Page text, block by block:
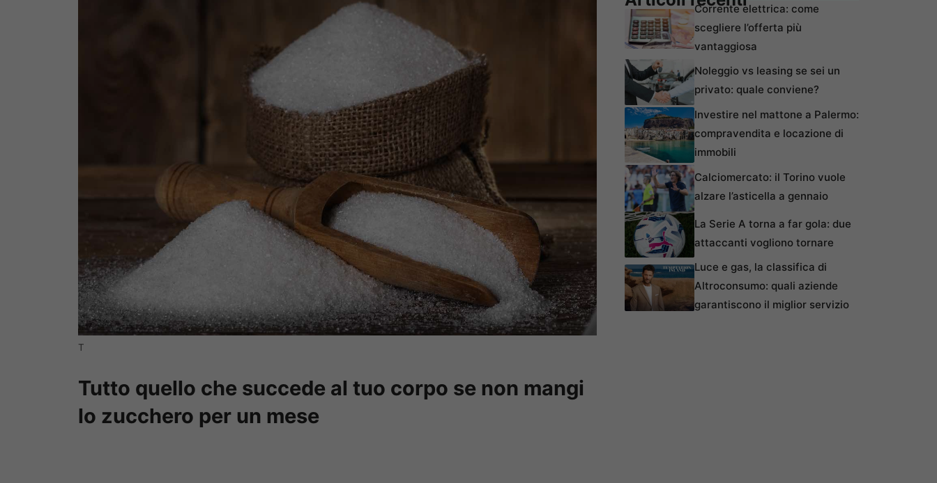
T
Tutto quello che succede al tuo corpo se non mangi
lo zucchero per un mese
Corrente elettrica: come
scegliere l’offerta più
vantaggiosa
Noleggio vs leasing se sei un
privato: quale conviene?
Investire nel mattone a Palermo:
compravendita e locazione di
immobili
Calciomercato: il Torino vuole
alzare l’asticella a gennaio
La Serie A torna a far gola: due
attaccanti vogliono tornare
Luce e gas, la classifica di
Altroconsumo: quali aziende
garantiscono il miglior servizio